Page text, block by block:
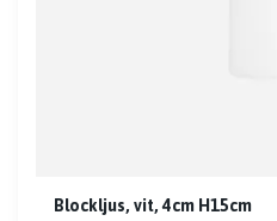
Blockljus, vit, 4cm H15cm